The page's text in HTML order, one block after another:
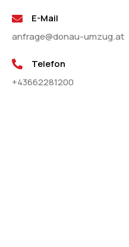
E-Mail
anfrage@donau-umzug.at
Telefon
+43662281200